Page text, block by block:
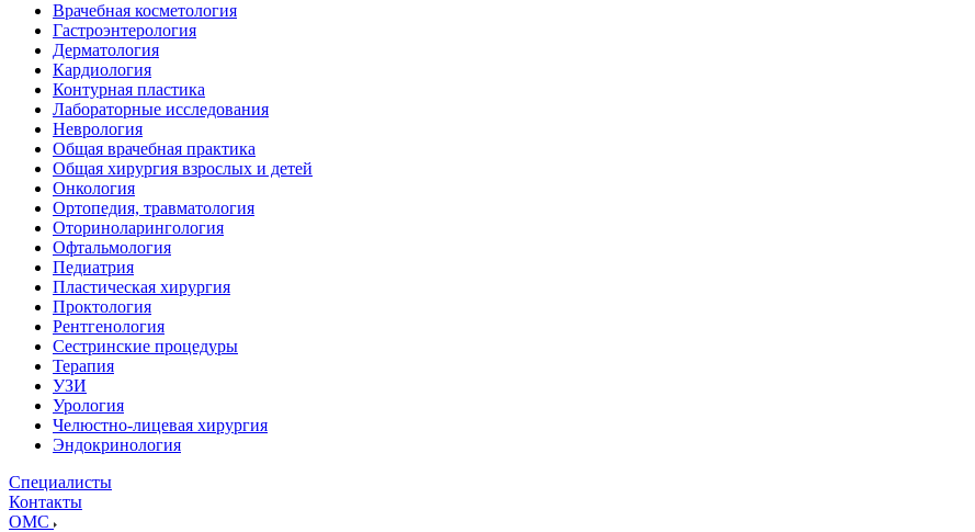
Врачебная косметология
Гастроэнтерология
Дерматология
Кардиология
Контурная пластика
Лабораторные исследования
Неврология
Общая врачебная практика
Общая хирургия взрослых и детей
Онкология
Ортопедия, травматология
Оториноларингология
Офтальмология
Педиатрия
Пластическая хирургия
Проктология
Рентгенология
Сестринские процедуры
Терапия
УЗИ
Урология
Челюстно-лицевая хирургия
Эндокринология
Специалисты
Контакты
ОМС